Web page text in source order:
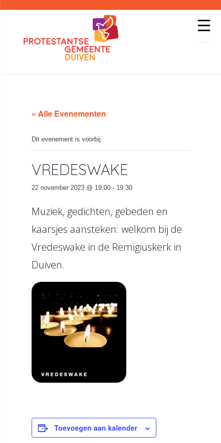
« Alle Evenementen
Dit evenement is voorbij.
VREDESWAKE
22 november 2023 @ 19:00 - 19:30
Muziek, gedichten, gebeden en
kaarsjes aansteken: welkom bij de
Vredeswake in de Remigiuskerk in
Duiven.
Toevoegen aan kalender